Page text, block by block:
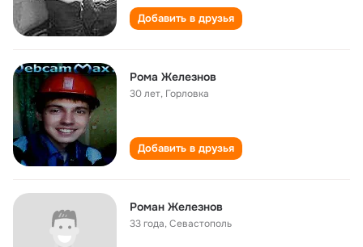
Добавить в друзья
Рома Железнов
30 лет, Горловка
Добавить в друзья
Роман Железнов
33 года,Севастополь